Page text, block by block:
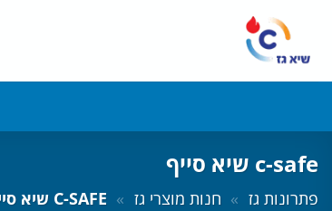
content
c-safe שיא סייף
פתרונות גז » חנות מוצרי גז » C-SAFE שיא סייף